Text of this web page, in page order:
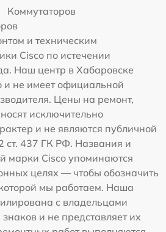
Коммутаторов
и техническим
Cisco по истечении
Наш центр в Хабаровске
и не имеет официальной
Цены на ремонт,
исключительно
и не являются публичной
ст. 437 ГК РФ. Названия и
марки Cisco упоминаются
целях — чтобы обозначить
мы работаем. Наша
с владельцами
и не представляет их